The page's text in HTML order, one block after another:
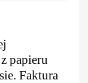
papieru
Faktura